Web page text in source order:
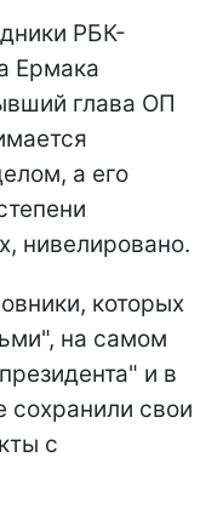
РБК-
Ермака
глава ОП
а его
нивелировано.
которых
на самом
и в
сохранили свои
с